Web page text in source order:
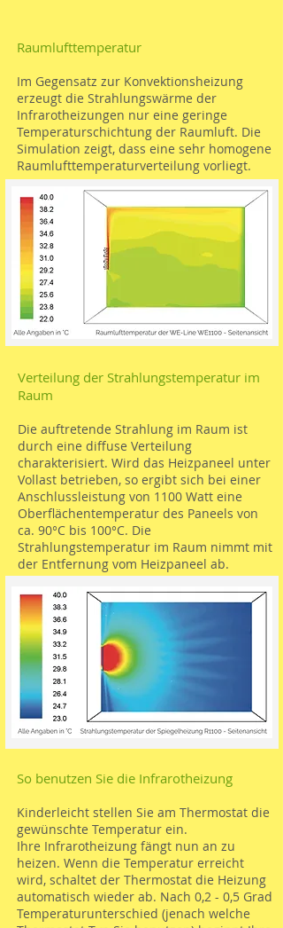
Raumlufttemperatur
Im Gegensatz zur Konvektionsheizung
erzeugt die Strahlungswärme der
Infrarotheizungen nur eine geringe
Temperaturschichtung der Raumluft. Die
Simulation zeigt, dass eine sehr homogene
Raumlufttemperaturverteilung vorliegt.
Verteilung der Strahlungstemperatur im
Raum
Die auftretende Strahlung im Raum ist
durch eine diffuse Verteilung
charakterisiert. Wird das Heizpaneel unter
Vollast betrieben, so ergibt sich bei einer
Anschlussleistung von 1100 Watt eine
Oberflächentemperatur des Paneels von
ca. 90°C bis 100°C. Die
Strahlungstemperatur im Raum nimmt mit
der Entfernung vom Heizpaneel ab.
So benutzen Sie die Infrarotheizung
Kinderleicht stellen Sie am Thermostat die
gewünschte Temperatur ein.
Ihre Infrarotheizung fängt nun an zu
heizen. Wenn die Temperatur erreicht
wird, schaltet der Thermostat die Heizung
automatisch wieder ab. Nach 0,2 - 0,5 Grad
Temperaturunterschied (jenach welche